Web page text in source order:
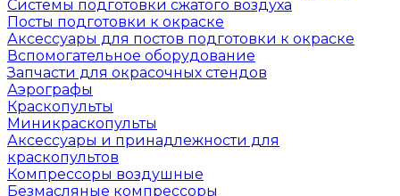
Системы подготовки сжатого воздуха
Посты подготовки к окраске
Аксессуары для постов подготовки к окраске
Вспомогательное оборудование
Запчасти для окрасочных стендов
Аэрографы
Краскопульты
Миникраскопульты
Аксессуары и принадлежности для
краскопультов
Компрессоры воздушные
Безмасляные компрессоры